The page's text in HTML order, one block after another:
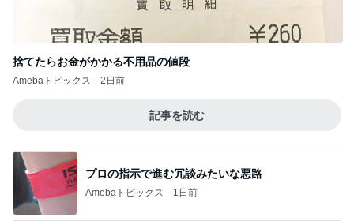
捨てたらお金がかかる不用品の値段
Amebaトピックス 2日前
記事を読む
プロの指示で進む冗談みたいな悪路
Amebaトピックス 1日前